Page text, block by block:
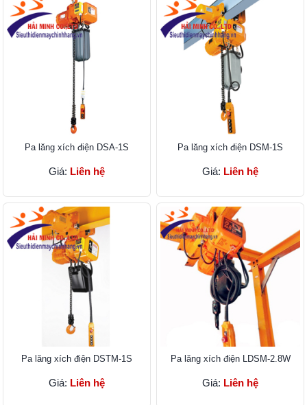
Pa lăng xích điện DSA-1S
Giá: Liên hệ
Pa lăng xích điện DSM-1S
Giá: Liên hệ
Pa lăng xích điện DSTM-1S
Giá: Liên hệ
Pa lăng xích điện LDSM-2.8W
Giá: Liên hệ